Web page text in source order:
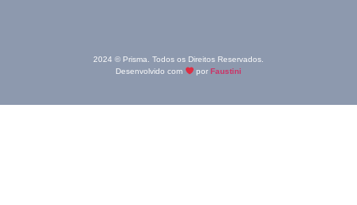
2024 © Prisma. Todos os Direitos Reservados.
Desenvolvido com
porFaustini